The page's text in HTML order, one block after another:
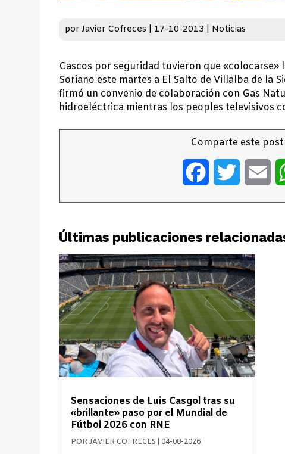
porJavier Cofreces 17-10-2013 Noticias
Cascos por seguridad tuvieron que
Soriano este martes a El Salto de Villalba de la
firmó un convenio de colaboración con Gas
hidroeléctrica mientras los peoples televisivos
Comparte este
FacebookTwitter
Últimas publicaciones
Sensaciones de Luis Casgol tras su
«brillante» paso por el Mundial de
Fútbol 2026 con RNE
PORJAVIER COFRECES 04-08-2026